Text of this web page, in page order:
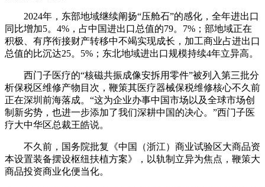
2024年，东部地域继续阐扬“压舱石”的感化，全年进出口
同比增加5。4%，占中国进出口总值的79。7%；部地域正在
积极、有序衔接财产转移中不竭实现成长，加工商业占进出口
总值的比沉达25。5%；东北地域进出口规模持续4年立异高。
西门子医疗的“核磁共振成像安拆用零件”被列入第三批分
析保税区维修产物目次，鞭策其医疗器械保税维修核心不久前
正在深圳前海落成。“这为企业办事中国市场以及全球市场创
制新劣势，也进一步添加了我们深耕中国的决心。”西门子医
疗大中华区总裁王皓说。
不久前，国务院批复《中国（浙江）商业试验区大商品资
本设置装备摆设枢纽扶植方案》，以轨制立异为焦点，鞭策大
商品投资商业化便当化。